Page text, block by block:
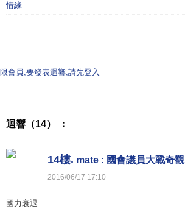
惜緣
限會員,要發表迴響,請先登入
迴響（14） ：
14樓. mate : 國會議員大戰奇觀
2016/06/17 17:10
國力衰退